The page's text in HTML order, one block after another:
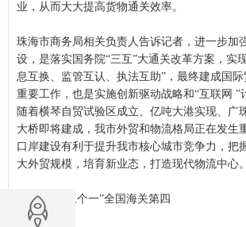
业，从而大大提高货物通关效率。
珠海市商务局相关负责人告诉记者，进一步加
设，是落实国务院“三互”大通关改革方案 ，实
息互换、监管互认、执法互助”，最终建成 国际
重要工作，也是实施创新驱动战略和“互联网 ”
随着横琴自贸试验区成立、亿吨大港实现、广
大桥即将建成，我市外贸和物流格局正在发生
口岸建设有利于提升我市核心城市竞争力，把
大外贸规模，培育新业态，打造现代物流中心。
关检合作 “三个一”全国海关第四